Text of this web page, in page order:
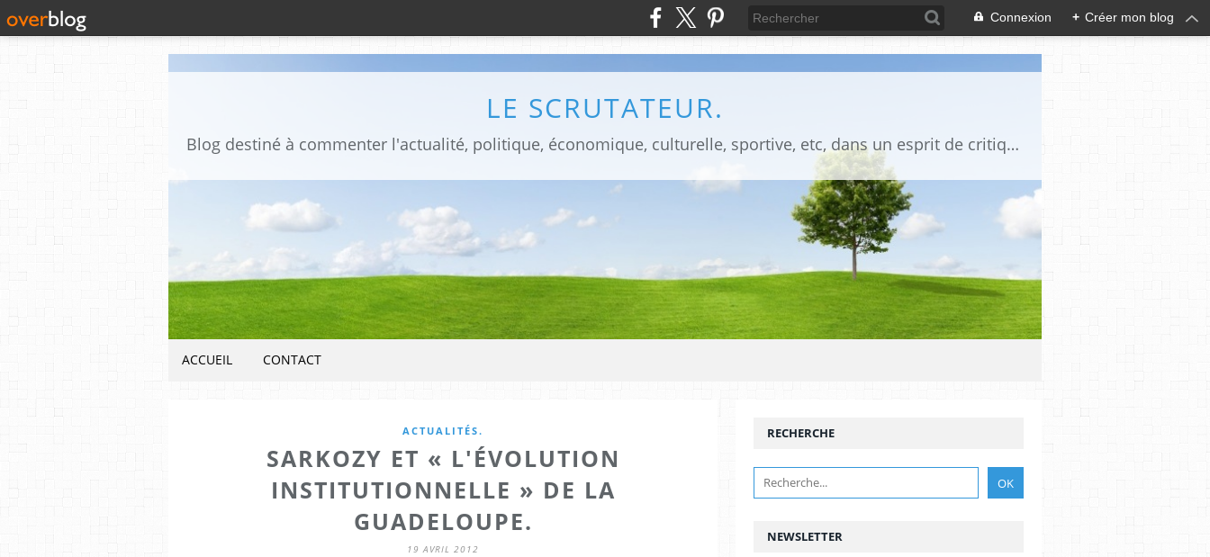
Connexion + Créer mon blog
LE SCRUTATEUR.
Blog destiné à commenter l'actualité, politique, économique, culturelle, sportive, etc, dans un esprit de critique philosophique, d'esprit chrétien et français.La collaboration des lecteurs est souhaitée, de même que la courtoisie, et l'esprit de tolérance.
ACCUEIL CONTACT
ACTUALITÉS.
SARKOZY ET « L'ÉVOLUTION
INSTITUTIONNELLE » DE LA
GUADELOUPE.
19 AVRIL 2012
NEWSLETTER
RECHERCHE